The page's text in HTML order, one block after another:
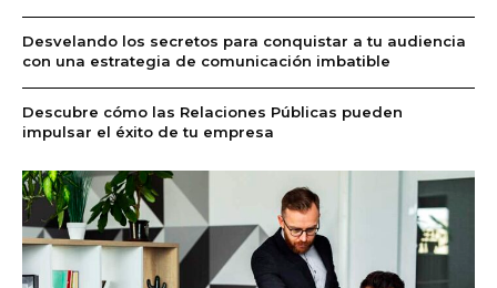
Desvelando los secretos para conquistar a tu audiencia
con una estrategia de comunicación imbatible
Descubre cómo las Relaciones Públicas pueden
impulsar el éxito de tu empresa